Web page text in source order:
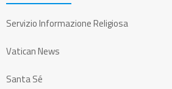
Servizio Informazione Religiosa
Vatican News
Santa Sé